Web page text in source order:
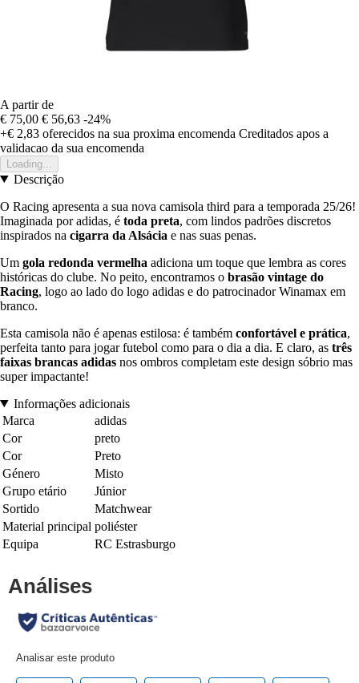
A partir de
€ 75,00 € 56,63 -24%
+€ 2,83 oferecidos na sua proxima encomenda Creditados apos a
validacao da sua encomenda
Loading...
Descrição
O Racing apresenta a sua nova camisola third para a temporada 25/26!
Imaginada por adidas, é toda preta, com lindos padrões discretos
inspirados na cigarra da Alsácia e nas suas penas.
Um gola redonda vermelha adiciona um toque que lembra as cores
históricas do clube. No peito, encontramos o brasão vintage do
Racing, logo ao lado do logo adidas e do patrocinador Winamax em
branco.
Esta camisola não é apenas estilosa: é também confortável e prática,
perfeita tanto para jogar futebol como para o dia a dia. E claro, as três
faixas brancas adidas nos ombros completam este design sóbrio mas
super impactante!
Informações adicionais
Marca
adidas
Cor
preto
Cor
Preto
Género
Misto
Grupo etário
Júnior
Sortido
Matchwear
Material principal poliéster
Equipa
RC Estrasburgo